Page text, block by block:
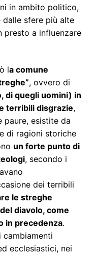
in ambito politico,
sfere più alte
presto a influenzare
la comune
, ovvero di
di quegli uomini) in
terribili disgrazie,
esistite da
di ragioni storiche
un forte punto di
, secondo i
dei terribili
le streghe
diavolo, come
in precedenza.
cambiamenti
ecclesiastici, nei